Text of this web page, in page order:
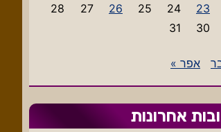
23
24
25
26
27
28
30
31
אפר »
אחרונות